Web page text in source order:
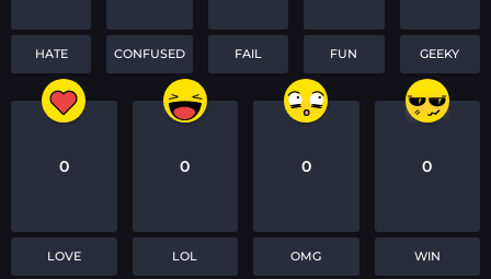
HATE CONFUSED FAIL FUN GEEKY
0
LOVE
0
LOL
0
OMG
0
WIN